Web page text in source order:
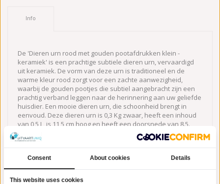
Info
De 'Dieren urn rood met gouden pootafdrukken klein -
keramiek' is een prachtige subtiele dieren urn, vervaardigd
uit keramiek. De vorm van deze urn is traditioneel en de
warme kleur rood zorgt voor een zachte aanwezigheid,
waarbij de gouden pootjes die subtiel aangebracht zijn een
prachtig verband leggen naar de herinnering aan uw geliefde
huisdier. Een mooie dieren urn, die schoonheid brengt in
eenvoud. Deze dieren urn is 0,3 Kg zwaar, heeft een inhoud
van 0,5 L, is 11,5 cm hoog en heeft een doorsnede van 8.5.
Deze
is geschikt voor binnenplaatsing.
Deze prachtige urn is daarnaast voorzien van een
waxinelichthouder, oftewel een kaarsje. Dit stelt u in staat om
op speciale momenten een kaarsje aan te steken voor uw
overleden dierbare. Een heel mooi ritueel waarbij u even stil
Consent About cookies Details
This website uses cookies